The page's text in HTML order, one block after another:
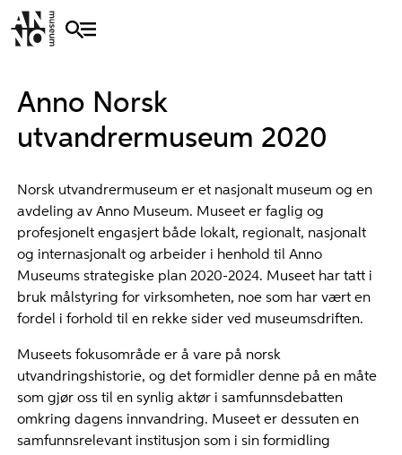
Anno Norsk
utvandrermuseum 2020
Norsk utvandrermuseum er et nasjonalt museum og en
avdeling av Anno Museum. Museet er faglig og
profesjonelt engasjert både lokalt, regionalt, nasjonalt
og internasjonalt og arbeider i henhold til Anno
Museums strategiske plan 2020-2024. Museet har tatt i
bruk målstyring for virksomheten, noe som har vært en
fordel i forhold til en rekke sider ved museumsdriften.
Museets fokusområde er å vare på norsk
utvandringshistorie, og det formidler denne på en måte
som gjør oss til en synlig aktør i samfunnsdebatten
omkring dagens innvandring. Museet er dessuten en
samfunnsrelevant institusjon som i sin formidling